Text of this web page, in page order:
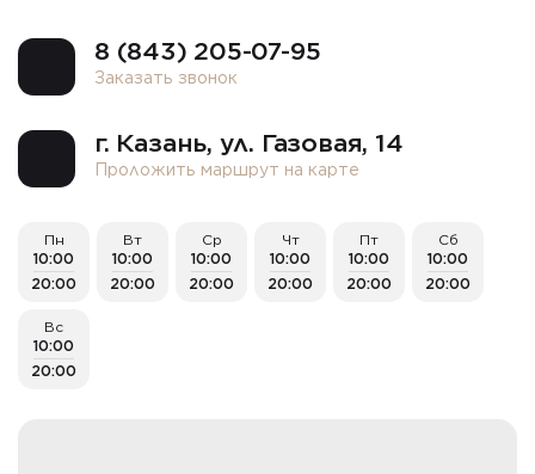
8 (843) 205-07-95
Заказать звонок
г. Казань, ​ул. Газовая, 14
Проложить маршрут на карте
Пн
10:00
20:00
Вт
10:00
20:00
Ср
10:00
20:00
Чт
10:00
20:00
Пт
10:00
20:00
Сб
10:00
20:00
Вс
10:00
20:00